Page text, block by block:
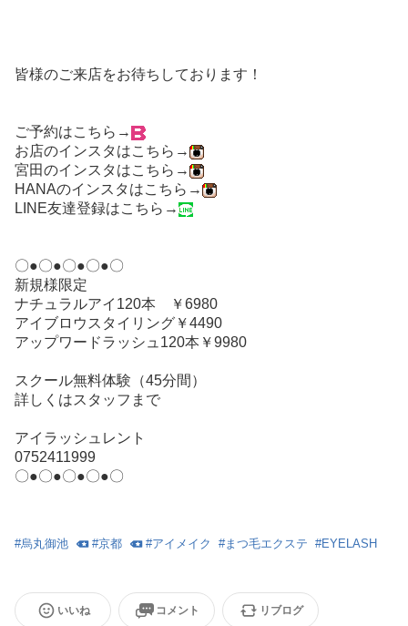
皆様のご来店をお待ちしております！
ご予約はこちら→
お店のインスタはこちら→
宮田のインスタはこちら→
HANAのインスタはこちら→
LINE友達登録はこちら→
〇●〇●〇●〇●〇
新規様限定
ナチュラルアイ120本 ￥6980
アイブロウスタイリング￥4490
アップワードラッシュ120本￥9980
スクール無料体験（45分間）
詳しくはスタッフまで
アイラッシュレント
0752411999
〇●〇●〇●〇●〇
#烏丸御池 #京都 #アイメイク #まつ毛エクステ #EYELASH
いいね コメント リブログ